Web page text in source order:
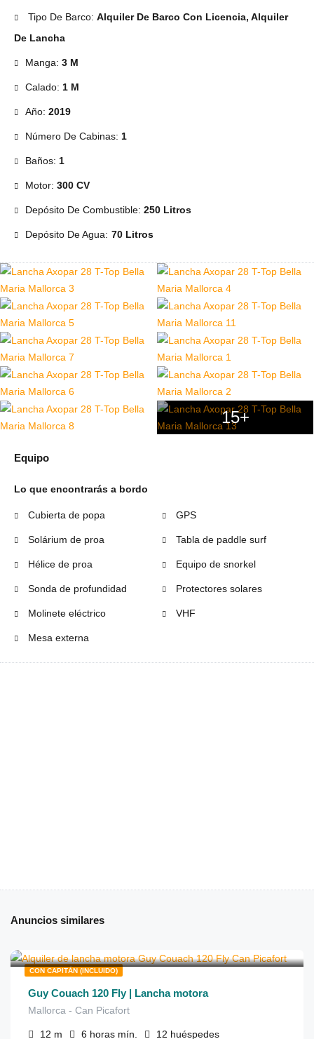
Tipo De Barco: Alquiler De Barco Con Licencia, Alquiler
De Lancha
Manga: 3 M
Calado: 1 M
Año: 2019
Número De Cabinas: 1
Baños: 1
Motor: 300 CV
Depósito De Combustible: 250 Litros
Depósito De Agua: 70 Litros
15+
Equipo
Lo que encontrarás a bordo
Cubierta de popa
Solárium de proa
Hélice de proa
Sonda de profundidad
Molinete eléctrico
Mesa externa
GPS
Tabla de paddle surf
Equipo de snorkel
Protectores solares
VHF
Anuncios similares
CON CAPITÁN (INCLUIDO)
Guy Couach 120 Fly | Lancha motora
Mallorca - Can Picafort
12 m 6 horas mín. 12 huéspedes